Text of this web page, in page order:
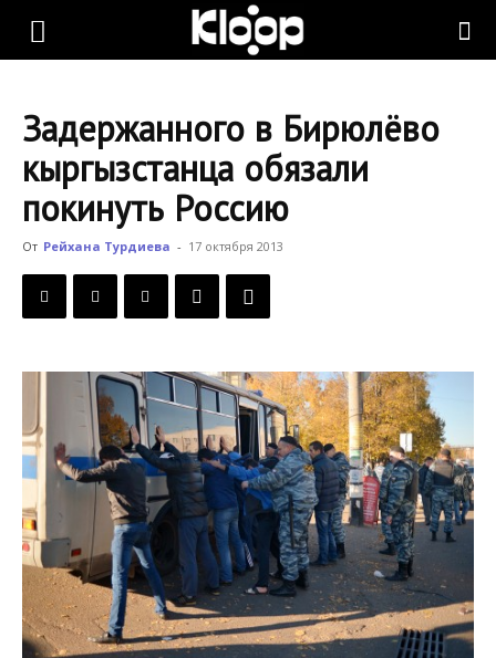
KLOOP.KG
Новости
Кыргызстана
Задержанного в Бирюлёво
кыргызстанца обязали
покинуть Россию
От Рейхана Турдиева - 17 октября 2013